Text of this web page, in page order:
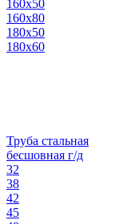
160х50
160х80
180х50
180х60
Труба стальная
бесшовная г/д
32
38
42
45